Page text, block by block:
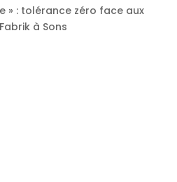
» : tolérance zéro face aux
à Sons